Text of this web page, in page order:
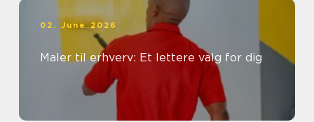
02. June 2026
Maler til erhverv: Et lettere valg for dig